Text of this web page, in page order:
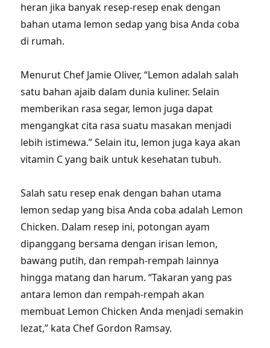
heran jika banyak resep-resep enak dengan
bahan utama lemon sedap yang bisa Anda coba
di rumah.
Menurut Chef Jamie Oliver, “Lemon adalah salah
satu bahan ajaib dalam dunia kuliner. Selain
memberikan rasa segar, lemon juga dapat
mengangkat cita rasa suatu masakan menjadi
lebih istimewa.” Selain itu, lemon juga kaya akan
vitamin C yang baik untuk kesehatan tubuh.
Salah satu resep enak dengan bahan utama
lemon sedap yang bisa Anda coba adalah Lemon
Chicken. Dalam resep ini, potongan ayam
dipanggang bersama dengan irisan lemon,
bawang putih, dan rempah-rempah lainnya
hingga matang dan harum. “Takaran yang pas
antara lemon dan rempah-rempah akan
membuat Lemon Chicken Anda menjadi semakin
lezat,” kata Chef Gordon Ramsay.